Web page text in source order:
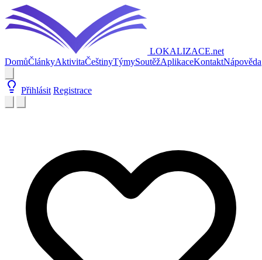
LOKALIZACE.net
DomůČlánkyAktivitaČeštinyTýmySoutěžAplikaceKontaktNápověda
Přihlásit Registrace